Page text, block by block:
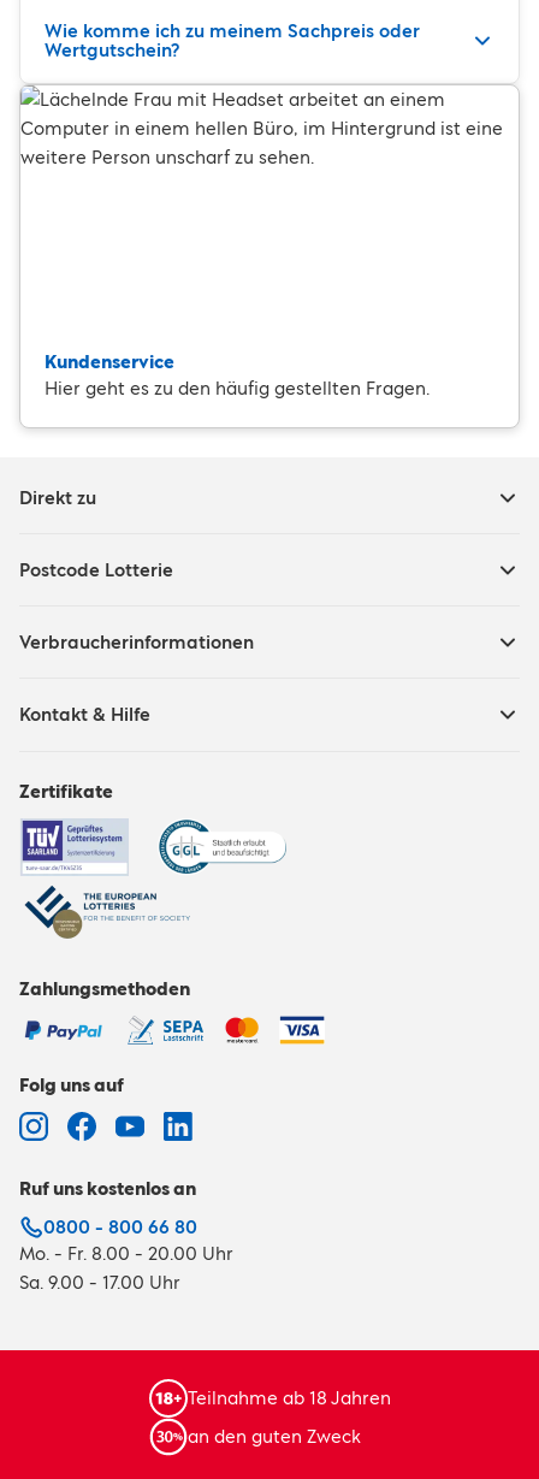
Wie komme ich zu meinem Sachpreis oder
Wertgutschein?
Kundenservice
Hier geht es zu den häufig gestellten Fragen.
Direkt zu
Postcode Lotterie
Verbraucherinformationen
Kontakt & Hilfe
Zertifikate
Zahlungsmethoden
Folg uns auf
Ruf uns kostenlos an
0800 - 800 66 80
Mo. - Fr. 8.00 - 20.00 Uhr
Sa. 9.00 - 17.00 Uhr
Teilnahme ab 18 Jahren
an den guten Zweck